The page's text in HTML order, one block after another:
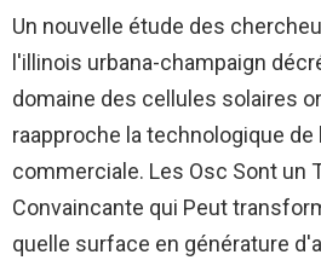
Un nouvelle étude des
l'illinois urbana-champaign
domaine des cellules solaires
raapproche la technologique de
commerciale. Les Osc Sont un
Convaincante qui Peut
quelle surface en générature